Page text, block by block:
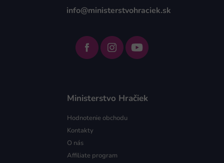
info@ministerstvohraciek.sk
Ministerstvo Hračiek
Hodnotenie obchodu
Kontakty
O nás
Affiliate program